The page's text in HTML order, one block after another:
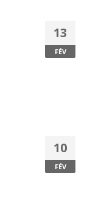
13
FÉV
10
FÉV